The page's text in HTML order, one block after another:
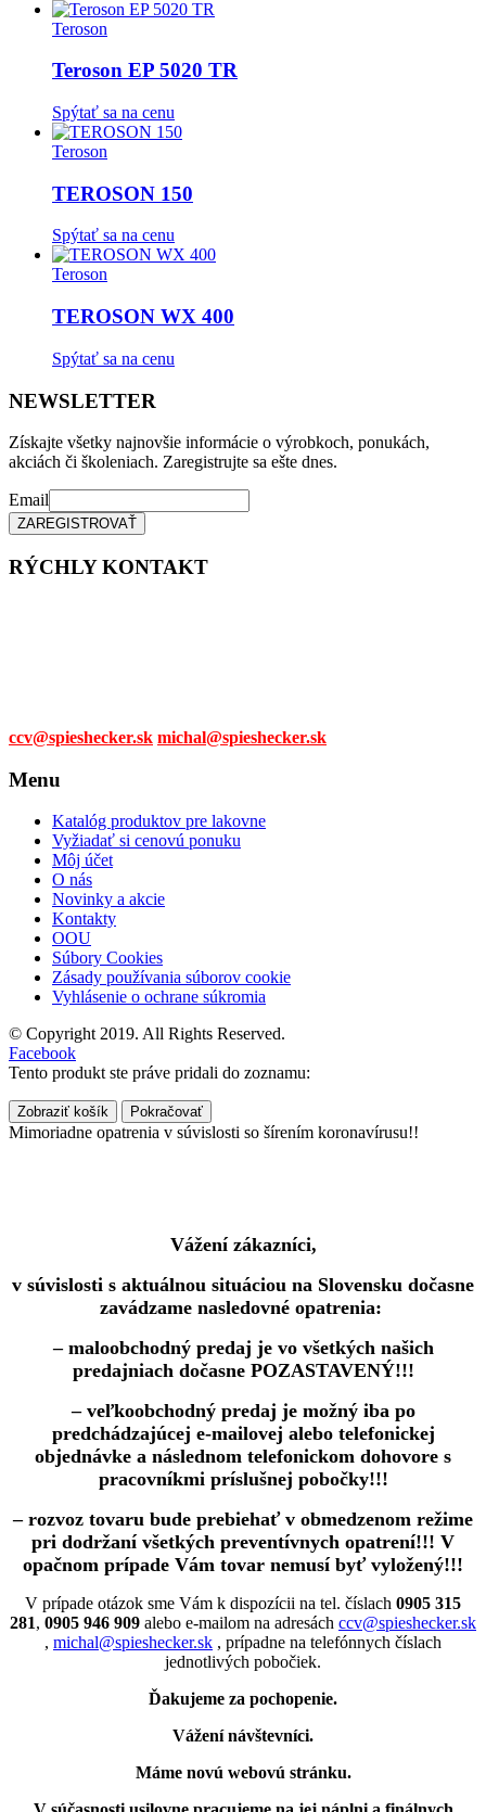
Teroson
Teroson EP 5020 TR
Spýtať sa na cenu
Teroson
TEROSON 150
Spýtať sa na cenu
Teroson
TEROSON WX 400
Spýtať sa na cenu
NEWSLETTER
Získajte všetky najnovšie informácie o výrobkoch, ponukách,
akciách či školeniach. Zaregistrujte sa ešte dnes.
Email
RÝCHLY KONTAKT
ccv@spieshecker.sk michal@spieshecker.sk
Menu
Katalóg produktov pre lakovne
Vyžiadať si cenovú ponuku
Môj účet
O nás
Novinky a akcie
Kontakty
OOU
Súbory Cookies
Zásady používania súborov cookie
Vyhlásenie o ochrane súkromia
© Copyright 2019. All Rights Reserved.
Facebook
Tento produkt ste práve pridali do zoznamu:
Zobraziť košík Pokračovať
Mimoriadne opatrenia v súvislosti so šírením koronavírusu!!
Vážení zákazníci,
v súvislosti s aktuálnou situáciou na Slovensku dočasne
zavádzame nasledovné opatrenia:
– maloobchodný predaj je vo všetkých našich
predajniach dočasne POZASTAVENÝ!!!
– veľkoobchodný predaj je možný iba po
predchádzajúcej e-mailovej alebo telefonickej
objednávke a následnom telefonickom dohovore s
pracovníkmi príslušnej pobočky!!!
– rozvoz tovaru bude prebiehať v obmedzenom režime
pri dodržaní všetkých preventívnych opatrení!!! V
opačnom prípade Vám tovar nemusí byť vyložený!!!
V prípade otázok sme Vám k dispozícii na tel. číslach 0905 315
281, 0905 946 909 alebo e-mailom na adresách ccv@spieshecker.sk
, michal@spieshecker.sk , prípadne na telefónnych číslach
jednotlivých pobočiek.
Ďakujeme za pochopenie.
Vážení návštevníci.
Máme novú webovú stránku.